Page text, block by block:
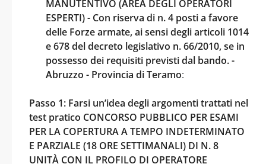
MANUTENTIVO (AREA DEGLI OPERATORI
ESPERTI) - Con riserva di n. 4 posti a favore
delle Forze armate, ai sensi degli articoli 1014
e 678 del decreto legislativo n. 66/2010, se in
possesso dei requisiti previsti dal bando. -
Abruzzo - Provincia di Teramo:
Passo 1: Farsi un’idea degli argomenti trattati nel
test pratico CONCORSO PUBBLICO PER ESAMI
PER LA COPERTURA A TEMPO INDETERMINATO
E PARZIALE (18 ORE SETTIMANALI) DI N. 8
UNITÀ CON IL PROFILO DI OPERATORE